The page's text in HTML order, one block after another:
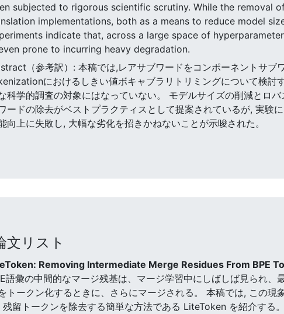
subjected to rigorous scientific scrutiny. While the removal
implementations, both as a means to reduce model
indicate that, across a large space of
prone to incurring heavy degradation.
（参考訳）: 本稿では,レアサブワードをコンポーネントサ
におけるしきい値ボキャブラリトリミングについて検討
科学的調査の対象にはなっていない。 モデルサイズの削減とロ
ードの除去がベストプラクティスとして提案されているが, 実験
向上に失敗し, 大幅な劣化を招きかねないことが示唆された。
文リスト
Removing Intermediate Merge Residues From BPE
語彙の中間的なマージ残基は、マージ学習中にしばしば見られ
トークン化するときに、さらにマージされる。 本稿では, この
残留トークンを除去する簡単な方法である LiteToken を紹介す